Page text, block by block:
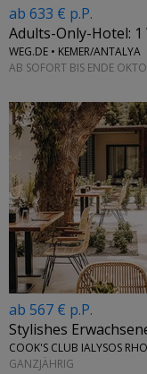
ab 633 € p.P.
Adults-Only-Hotel:
WEG.DE • KEMER/ANTALYA
AB SOFORT BIS ENDE
ab 567 € p.P.
Stylishes
COOK'S CLUB IALYSOS
GANZJÄHRIG